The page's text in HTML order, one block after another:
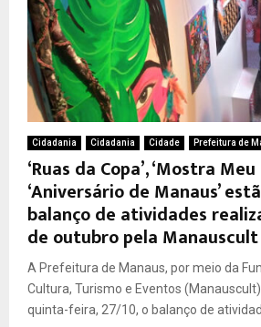
Cidadania Cidadania Cidade Prefeitura de
‘Ruas da Copa’, ‘Mostra Meu
‘Aniversário de Manaus’
balanço de atividades
de outubro pela Manauscult
A Prefeitura de Manaus, por meio da
Cultura, Turismo e Eventos
quinta-feira, 27/10, o balanço de